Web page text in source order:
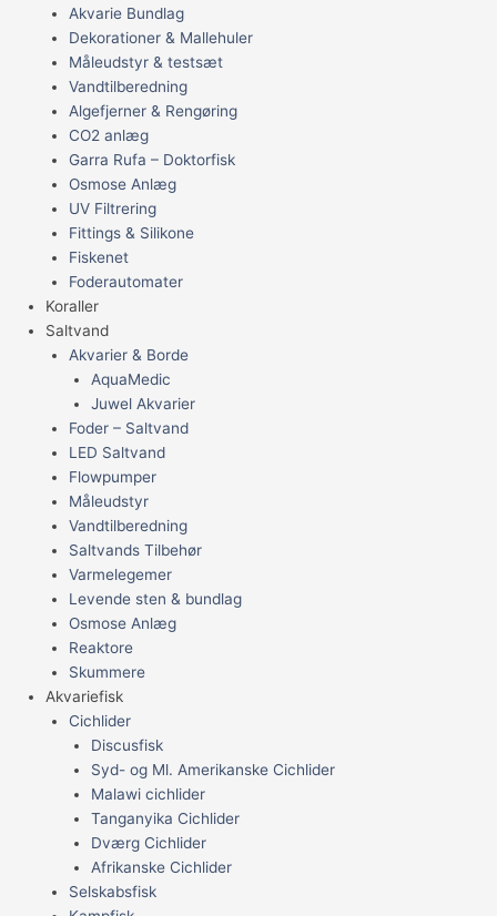
Akvarie Bundlag
Dekorationer & Mallehuler
Måleudstyr & testsæt
Vandtilberedning
Algefjerner & Rengøring
CO2 anlæg
Garra Rufa – Doktorfisk
Osmose Anlæg
UV Filtrering
Fittings & Silikone
Fiskenet
Foderautomater
Koraller
Saltvand
Akvarier & Borde
AquaMedic
Juwel Akvarier
Foder – Saltvand
LED Saltvand
Flowpumper
Måleudstyr
Vandtilberedning
Saltvands Tilbehør
Varmelegemer
Levende sten & bundlag
Osmose Anlæg
Reaktore
Skummere
Akvariefisk
Cichlider
Discusfisk
Syd- og Ml. Amerikanske Cichlider
Malawi cichlider
Tanganyika Cichlider
Dværg Cichlider
Afrikanske Cichlider
Selskabsfisk